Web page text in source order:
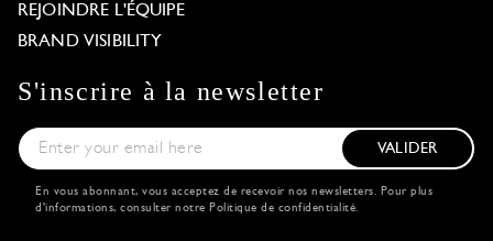
REJOINDRE L'ÉQUIPE
BRAND VISIBILITY
S'inscrire à la newsletter
VALIDER
En vous abonnant, vous acceptez de recevoir nos newsletters. Pour plus
d'informations, consulter notre Politique de confidentialité.